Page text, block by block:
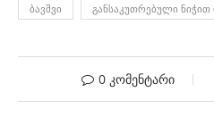
ᲑᲐᲕᲨᲕᲘ ᲒᲐᲜᲡᲐᲙᲣᲗᲠᲔᲑᲣᲚᲘ
0 კომენტარი